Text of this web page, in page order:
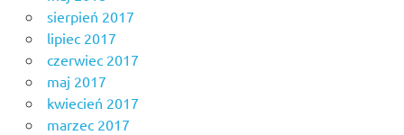
sierpień 2017
lipiec 2017
czerwiec 2017
maj 2017
kwiecień 2017
marzec 2017